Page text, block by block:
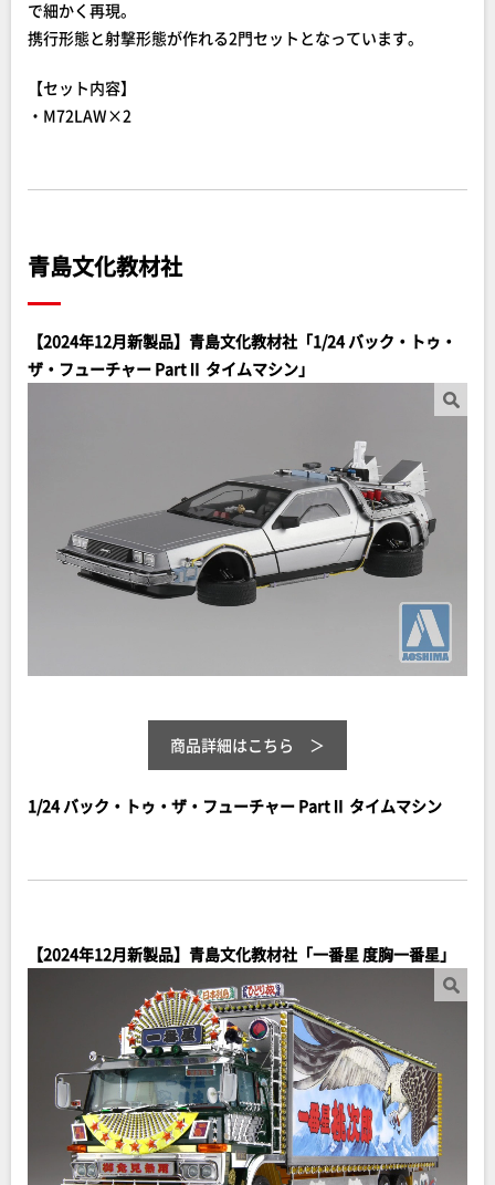
で細かく再現。
携行形態と射撃形態が作れる2門セットとなっています。
【セット内容】
・M72LAW×2
青島文化教材社
【2024年12月新製品】青島文化教材社「1/24 バック・トゥ・
ザ・フューチャー PartⅡ タイムマシン」
商品詳細はこちら
1/24 バック・トゥ・ザ・フューチャー PartⅡ タイムマシン
【2024年12月新製品】青島文化教材社「一番星 度胸一番星」